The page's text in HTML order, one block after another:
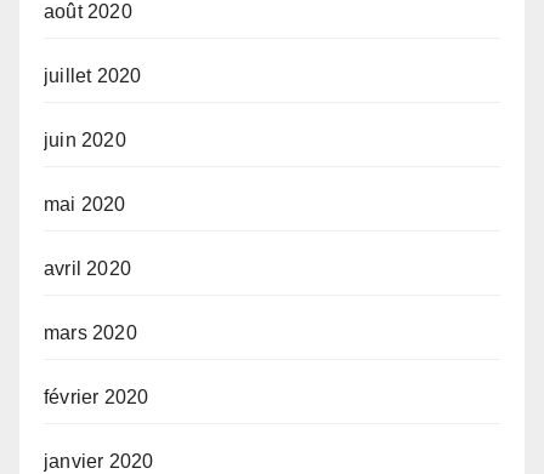
août 2020
juillet 2020
juin 2020
mai 2020
avril 2020
mars 2020
février 2020
janvier 2020